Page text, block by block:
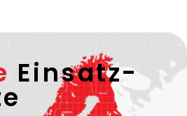
Einsatz-